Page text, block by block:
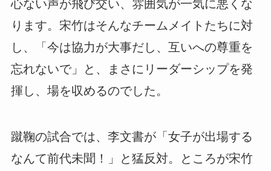
心ない声が飛び交い、雰囲気が一気に悪くな
ります。宋竹はそんなチームメイトたちに対
し、「今は協力が大事だし、互いへの尊重を
忘れないで」と、まさにリーダーシップを発
揮し、場を収めるのでした。
蹴鞠の試合では、李文書が「女子が出場する
なんて前代未聞！」と猛反対。ところが宋竹